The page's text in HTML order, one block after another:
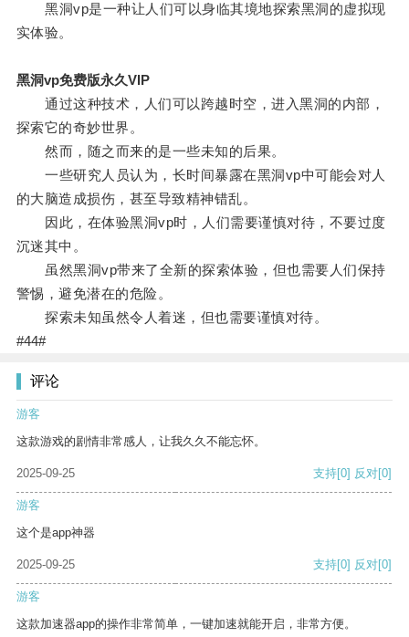
黑洞vp是一种让人们可以身临其境地探索黑洞的虚拟现
实体验。
黑洞vp免费版永久VIP
通过这种技术，人们可以跨越时空，进入黑洞的内部，
探索它的奇妙世界。
然而，随之而来的是一些未知的后果。
一些研究人员认为，长时间暴露在黑洞vp中可能会对人
的大脑造成损伤，甚至导致精神错乱。
因此，在体验黑洞vp时，人们需要谨慎对待，不要过度
沉迷其中。
虽然黑洞vp带来了全新的探索体验，但也需要人们保持
警惕，避免潜在的危险。
探索未知虽然令人着迷，但也需要谨慎对待。
#44#
评论
游客
这款游戏的剧情非常感人，让我久久不能忘怀。
2025-09-25 支持[0] 反对[0]
游客
这个是app神器
2025-09-25 支持[0] 反对[0]
游客
这款加速器app的操作非常简单，一键加速就能开启，非常方便。